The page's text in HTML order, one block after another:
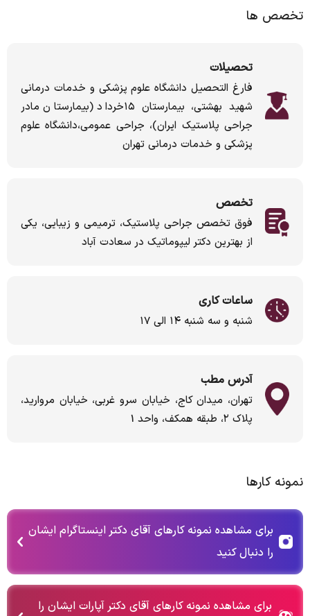
تخصص ها
تحصیلات
فارغ التحصیل دانشگاه علوم پزشکی و خدمات درمانی
شهید بهشتی، بیمارستان ۱۵خرداد (بیمارستان مادر
جراحی پلاستیک ایران)، جراحی عمومی،دانشگاه علوم
پزشکی و خدمات درمانی تهران
تخصص
فوق تخصص جراحی پلاستیک، ترمیمی و زیبایی، یکی
از بهترین دکتر لیپوماتیک در سعادت آباد
ساعات کاری
شنبه و سه شنبه ۱۴ الی ۱۷
آدرس مطب
تهران، میدان کاج، خیابان سرو غربی، خیابان مروارید،
پلاک ۲، طبقه همکف، واحد 1
نمونه کارها
برای مشاهده نمونه کارهای آقای دکتر اینستاگرام ایشان
را دنبال کنید
برای مشاهده نمونه کارهای آقای دکتر آپارات ایشان را